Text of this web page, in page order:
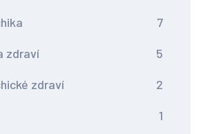
7
zdraví 5
zdraví 2
1